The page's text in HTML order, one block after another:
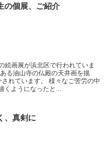
の個展、ご紹介
絵画展が浜北区で行われていま
る油山寺の仏殿の天井画を描
れています。 様々なご苦労の中
くようになったと...
、真剣に